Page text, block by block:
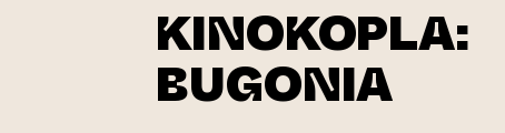
KINOKOPLA:
BUGONIA